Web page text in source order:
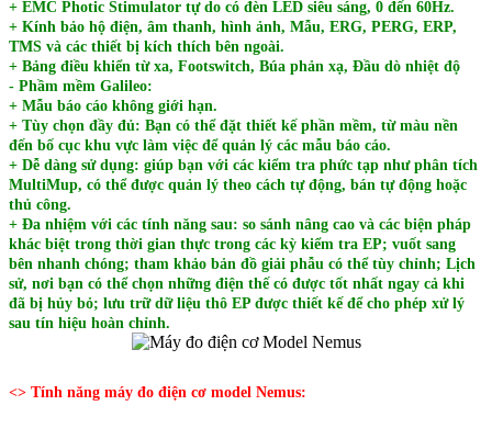
+ EMC Photic Stimulator tự do có đèn LED siêu sáng, 0 đến 60Hz.
+ Kính bảo hộ điện, âm thanh, hình ảnh, Mẫu, ERG, PERG, ERP,
TMS và các thiết bị kích thích bên ngoài.
+ Bảng điều khiển từ xa, Footswitch, Búa phản xạ, Đầu dò nhiệt độ
- Phầm mềm Galileo:
+ Mẫu báo cáo không giới hạn.
+ Tùy chọn đầy đủ: Bạn có thể đặt thiết kế phần mềm, từ màu nền
đến bố cục khu vực làm việc để quản lý các mẫu báo cáo.
+ Dễ dàng sử dụng: giúp bạn với các kiểm tra phức tạp như phân tích
MultiMup, có thể được quản lý theo cách tự động, bán tự động hoặc
thủ công.
+ Đa nhiệm với các tính năng sau: so sánh nâng cao và các biện pháp
khác biệt trong thời gian thực trong các kỳ kiểm tra EP; vuốt sang
bên nhanh chóng; tham khảo bản đồ giải phẫu có thể tùy chỉnh; Lịch
sử, nơi bạn có thể chọn những điện thế có được tốt nhất ngay cả khi
đã bị hủy bỏ; lưu trữ dữ liệu thô EP được thiết kế để cho phép xử lý
sau tín hiệu hoàn chỉnh.
<> Tính năng máy đo điện cơ model Nemus: